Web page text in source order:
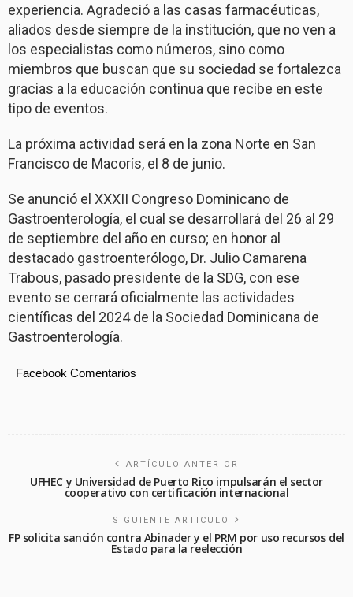
experiencia. Agradeció a las casas farmacéuticas,
aliados desde siempre de la institución, que no ven a
los especialistas como números, sino como
miembros que buscan que su sociedad se fortalezca
gracias a la educación continua que recibe en este
tipo de eventos.
La próxima actividad será en la zona Norte en San
Francisco de Macorís, el 8 de junio.
Se anunció el XXXII Congreso Dominicano de
Gastroenterología, el cual se desarrollará del 26 al 29
de septiembre del año en curso; en honor al
destacado gastroenterólogo, Dr. Julio Camarena
Trabous, pasado presidente de la SDG, con ese
evento se cerrará oficialmente las actividades
científicas del 2024 de la Sociedad Dominicana de
Gastroenterología.
Facebook Comentarios
ARTÍCULO ANTERIOR
UFHEC y Universidad de Puerto Rico impulsarán el sector
cooperativo con certificación internacional
SIGUIENTE ARTICULO
FP solicita sanción contra Abinader y el PRM por uso recursos del
Estado para la reelección